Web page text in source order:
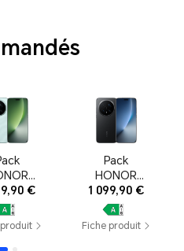
Pro
Cyan
€
Pack
HONOR
Magic8 Pro
– 12+512Go,
Black
1 099,90 €
Fiche produit